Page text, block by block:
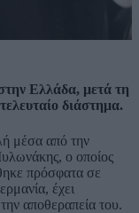
Ελλάδα, μετά τη
διάστημα.
μέσα από την
ο οποίος
πρόσφατα σε
έχει
αποθεραπεία του.